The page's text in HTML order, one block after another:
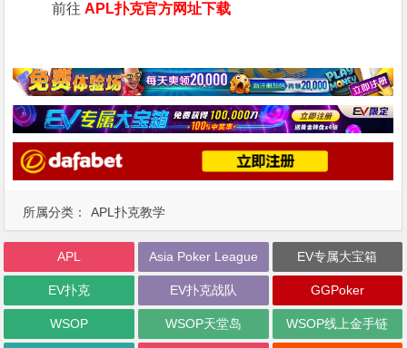
所属分类： APL扑克教学
前往APL扑克官方网址下载
APL Asia Poker League EV专属大宝箱
EV扑克 EV扑克战队 GGPoker
WSOP WSOP天堂岛 WSOP线上金手链